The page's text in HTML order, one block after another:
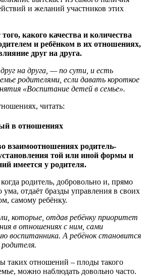
и желаний участников этих
какого качества и количества
и ребёнком в их отношениях,
друг на друга.
на друга, — по сути, и есть
родителями, если давать короткое
«Воспитание детей в семье».
читать:
в отношениях
взаимоотношениях родитель-
той или иной формы и
имеется у родителя.
родитель, добровольно и, прямо
ума, отдаёт бразды управления в своих
самому ребёнку.
которые, отдав ребёнку приоритет
в отношениях с ним, сами
воспитанника. А ребёнок становится
таких отношений – плоды такого
можно наблюдать довольно часто.